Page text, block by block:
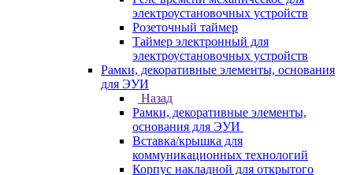
электроустановочных устройств
Розеточный таймер
Таймер электронный для
электроустановочных устройств
Рамки, декоративные элементы, основания
для ЭУИ
Назад
Рамки, декоративные элементы,
основания для ЭУИ
Вставка/крышка для
коммуникационных технологий
Корпус накладной для открытого